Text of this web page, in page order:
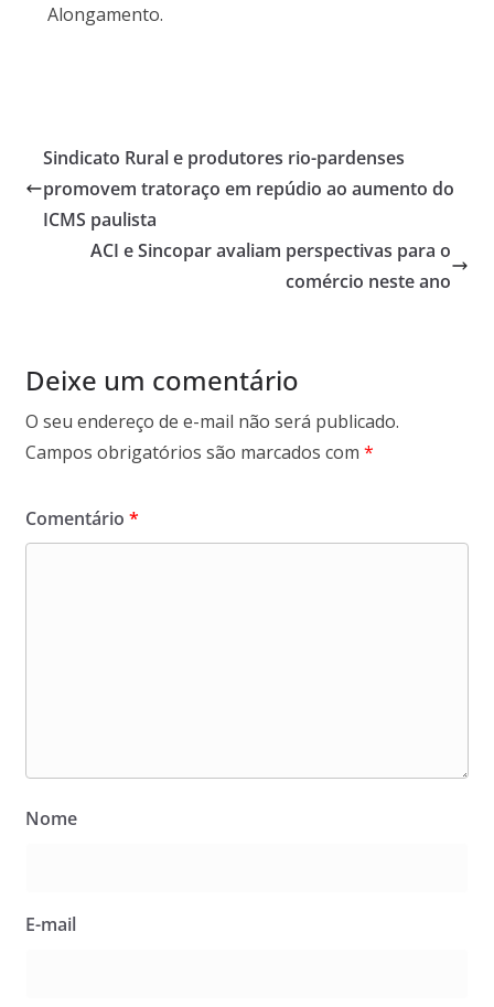
Alongamento.
Sindicato Rural e produtores rio-pardenses
promovem tratoraço em repúdio ao aumento do
ICMS paulista
ACI e Sincopar avaliam perspectivas para o
comércio neste ano
Deixe um comentário
O seu endereço de e-mail não será publicado.
Campos obrigatórios são marcados com *
Comentário *
Nome
E-mail